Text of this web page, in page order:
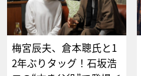
梅宮辰夫、倉本聰氏と1
2年ぶりタッグ！石坂浩